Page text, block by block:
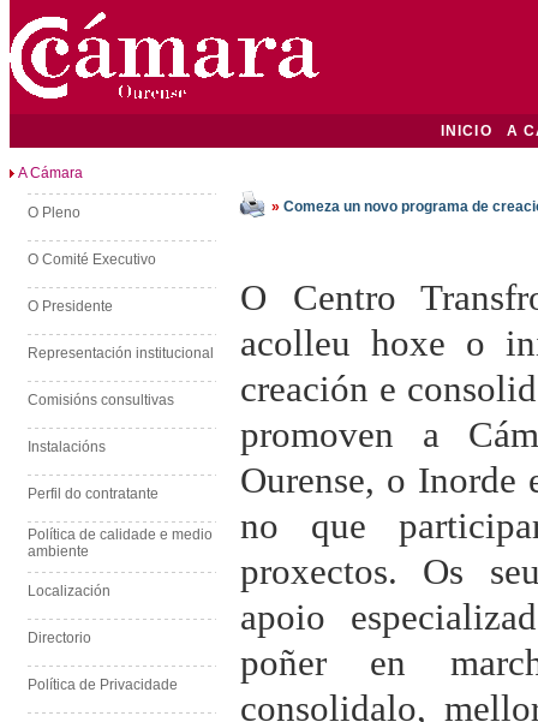
INICIO A
A Cámara
O Pleno
O Comité Executivo
O Presidente
Representación institucional
Comisións consultivas
Instalacións
Perfil do contratante
Política de calidade e medio
ambiente
Localización
Directorio
Política de Privacidade
» Comeza un novo programa de
O Centro
acolleu hoxe o
creación e
promoven a
Ourense, o Inorde
no que
proxectos. Os
apoio
poñer en
consolidalo,